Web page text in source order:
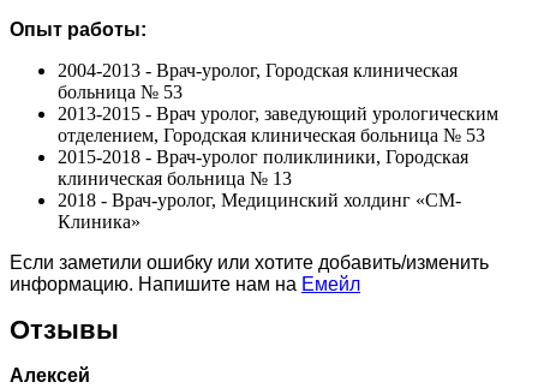
Опыт работы:
2004-2013 - Врач-уролог, Городская клиническая
больница № 53
2013-2015 - Врач уролог, заведующий урологическим
отделением, Городская клиническая больница № 53
2015-2018 - Врач-уролог поликлиники, Городская
клиническая больница № 13
2018 - Врач-уролог, Медицинский холдинг «СМ-
Клиника»
Если заметили ошибку или хотите добавить/изменить
информацию. Напишите нам на Емейл
Отзывы
Алексей